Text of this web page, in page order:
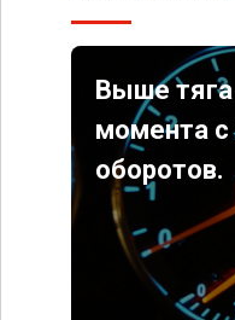
Выше тяга
момента с
оборотов.